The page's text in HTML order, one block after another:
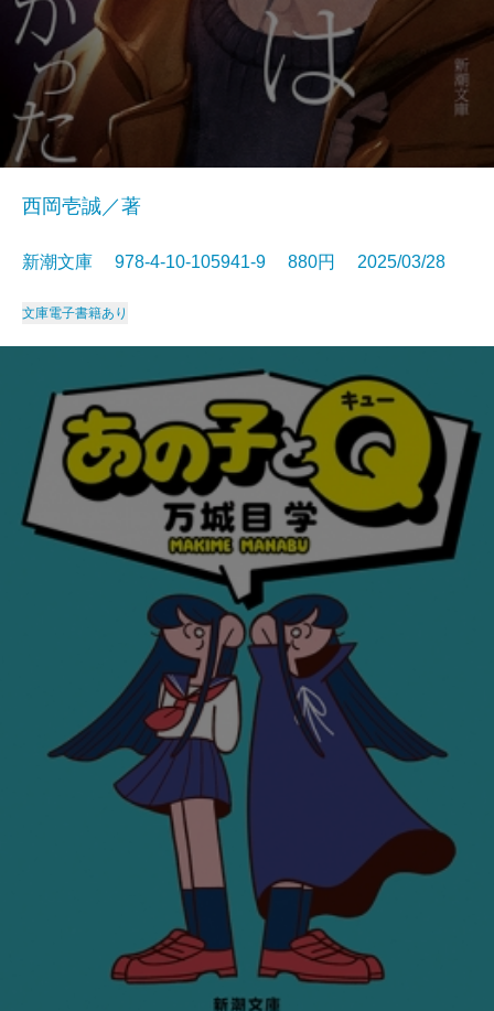
西岡壱誠／著
新潮文庫 978-4-10-105941-9 880円 2025/03/28
文庫電子書籍あり